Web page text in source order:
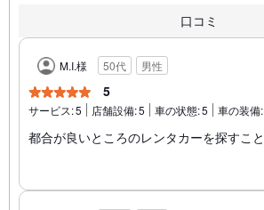
口コミ
M.I.様 50代 男性
5
サービス:5 店舗設備:5 車の状態:5 車の装備:
都合が良いところのレンタカーを探すこと